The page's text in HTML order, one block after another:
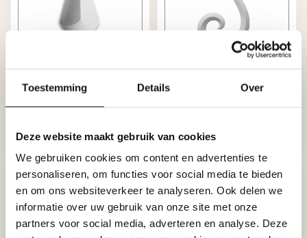
Toestemming Details Over
Deze website maakt gebruik van cookies
We gebruiken cookies om content en advertenties te
personaliseren, om functies voor social media te bieden
en om ons websiteverkeer te analyseren. Ook delen we
informatie over uw gebruik van onze site met onze
partners voor social media, adverteren en analyse. Deze
Ornamenten A697
polyurethaan wand,
plafond (set à 2 stuks)
€13,44
Op voorraad (30)
Ornamenten A700 L/R
€20,61
Niet op voorraad